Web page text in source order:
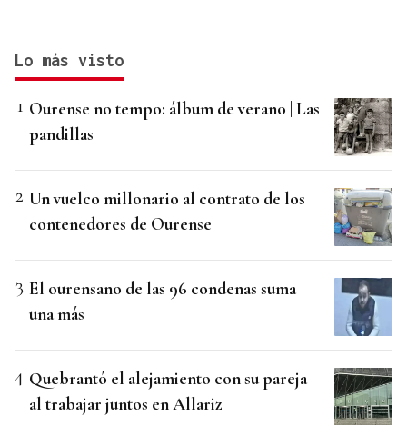
Lo más visto
Ourense no tempo: álbum de verano | Las
pandillas
Un vuelco millonario al contrato de los
contenedores de Ourense
El ourensano de las 96 condenas suma
una más
Quebrantó el alejamiento con su pareja
al trabajar juntos en Allariz